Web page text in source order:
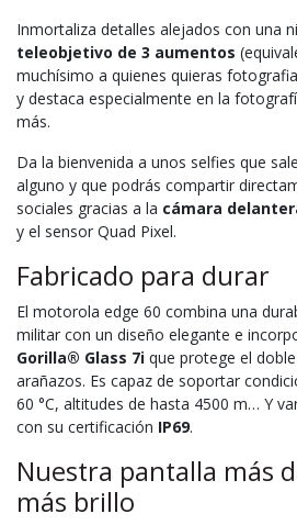
Inmortaliza detalles alejados con una
teleobjetivo de 3 aumentos
muchísimo a quienes quieras
y destaca especialmente en la
más.
Da la bienvenida a unos selfies que
alguno y que podrás compartir
sociales gracias a la cámara
y el sensor Quad Pixel.
Fabricado para durar
El motorola edge 60 combina una
militar con un diseño elegante e
Gorilla® Glass 7i que protege el
arañazos. Es capaz de soportar
60 °C, altitudes de hasta 4500 m… Y
con su certificación IP69.
Nuestra pantalla más
más brillo